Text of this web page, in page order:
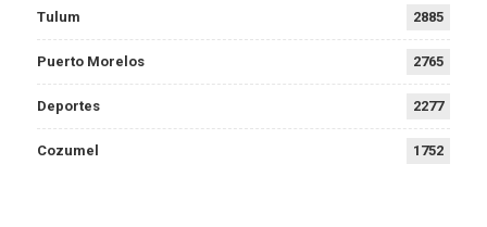
Tulum 2885
Puerto Morelos 2765
Deportes 2277
Cozumel 1752